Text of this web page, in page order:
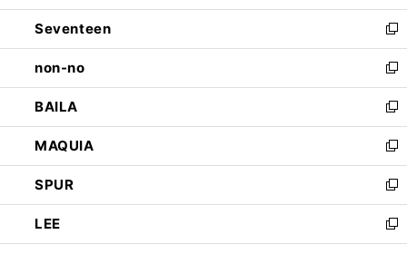
開
く
ウ
で
開
く
ン
ド
ウ
で
開
く
Seventeen
新
し
い
ウ
ィ
ン
ド
ウ
で
開
く
non-no
新
し
い
ウ
ィ
ン
ド
ウ
で
開
BAILA
新
し
い
ウ
ィ
ン
ド
ウ
MAQUIA
新
し
い
ウ
ィ
ン
SPUR
新
し
い
ウ
LEE
新
し